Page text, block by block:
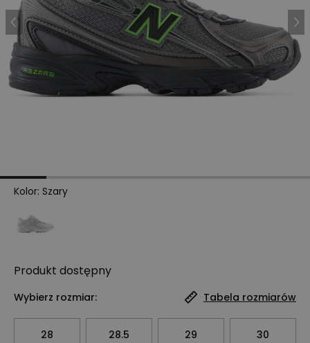
Kolor: Szary
Produkt dostępny
Wybierz rozmiar: Tabela rozmiarów
28 28.5 29 30